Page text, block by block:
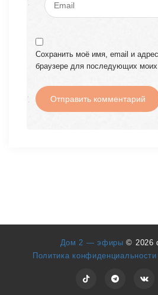
Сохранить моё имя, email и
браузере для последующих
Дом 2 — эфиры© 2026
Политика конфиденциальности